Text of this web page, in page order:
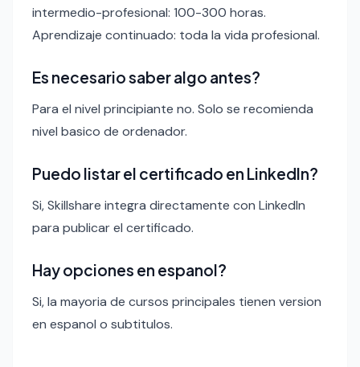
intermedio-profesional: 100-300 horas.
Aprendizaje continuado: toda la vida profesional.
Es necesario saber algo antes?
Para el nivel principiante no. Solo se recomienda
nivel basico de ordenador.
Puedo listar el certificado en LinkedIn?
Si, Skillshare integra directamente con LinkedIn
para publicar el certificado.
Hay opciones en espanol?
Si, la mayoria de cursos principales tienen version
en espanol o subtitulos.